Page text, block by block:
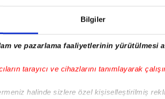
Bilgiler
ve pazarlama faaliyetlerinin yürütülmesi
tarayıcı ve cihazlarını tanımlayarak
halinde sizlere özel kişiselleştirilmiş
YERDE!